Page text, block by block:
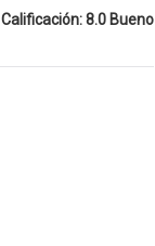
Calificación: 8.0 Bueno